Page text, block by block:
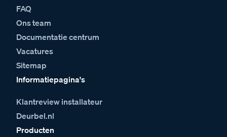
FAQ
Ons team
Documentatie centrum
Vacatures
Sitemap
Informatiepagina's
Klantreview installateur
Deurbel.nl
Producten